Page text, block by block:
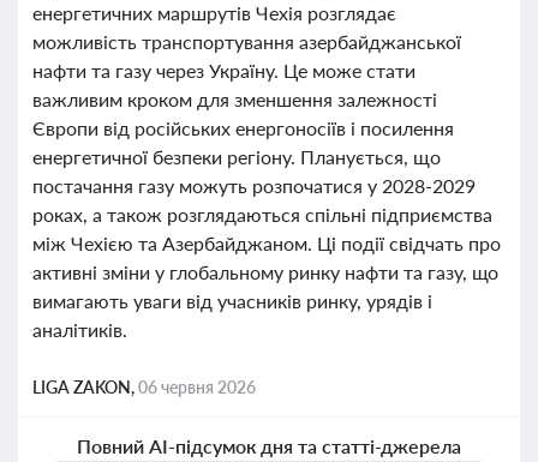
енергетичних маршрутів Чехія розглядає
можливість транспортування азербайджанської
нафти та газу через Україну. Це може стати
важливим кроком для зменшення залежності
Європи від російських енергоносіїв і посилення
енергетичної безпеки регіону. Планується, що
постачання газу можуть розпочатися у 2028-2029
роках, а також розглядаються спільні підприємства
між Чехією та Азербайджаном. Ці події свідчать про
активні зміни у глобальному ринку нафти та газу, що
вимагають уваги від учасників ринку, урядів і
аналітиків.
LIGA ZAKON,06 червня 2026
Повний AI-підсумок дня та статті-джерела